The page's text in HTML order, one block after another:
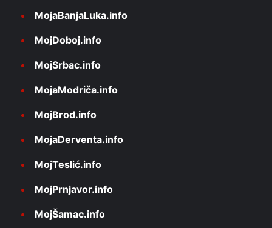
MojaBanjaLuka.info
MojDoboj.info
MojSrbac.info
MojaModriča.info
MojBrod.info
MojaDerventa.info
MojTeslić.info
MojPrnjavor.info
MojŠamac.info